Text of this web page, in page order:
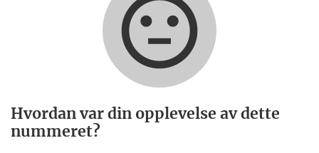
Hvordan var din opplevelse av dette
nummeret?